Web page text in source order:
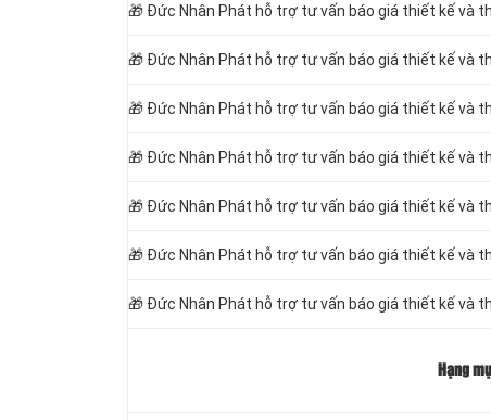
🎁 Đức Nhân Phát hỗ trợ tư vấn báo giá thiết kế và
🎁 Đức Nhân Phát hỗ trợ tư vấn báo giá thiết kế và
🎁 Đức Nhân Phát hỗ trợ tư vấn báo giá thiết kế và
🎁 Đức Nhân Phát hỗ trợ tư vấn báo giá thiết kế và
🎁 Đức Nhân Phát hỗ trợ tư vấn báo giá thiết kế và
🎁 Đức Nhân Phát hỗ trợ tư vấn báo giá thiết kế và
🎁 Đức Nhân Phát hỗ trợ tư vấn báo giá thiết kế và
Hạng